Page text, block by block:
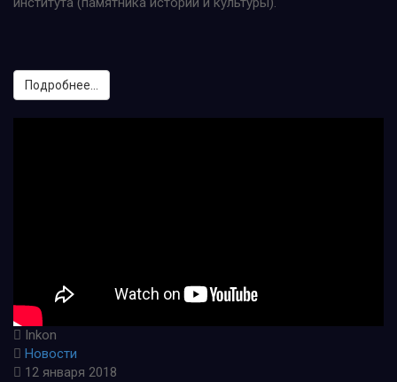
Подробнее...
Inkon
Новости
12 января 2018